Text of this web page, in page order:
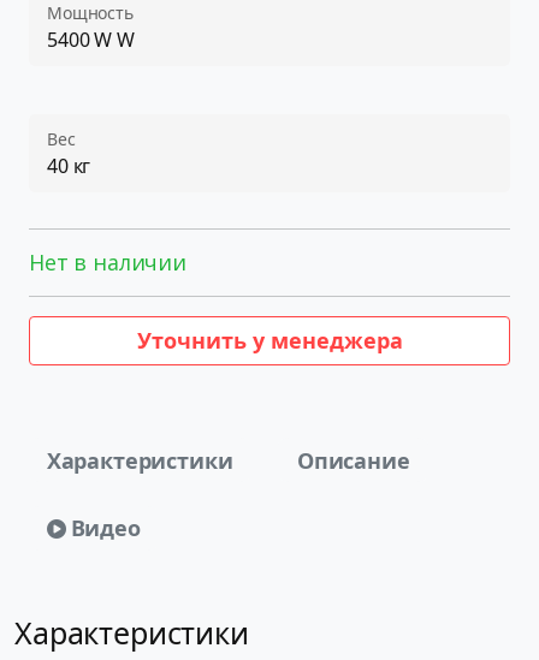
Мощность
5400 W W
Вес
40 кг
Нет в наличии
Уточнить у менеджера
Характеристики Описание
Видео
Характеристики